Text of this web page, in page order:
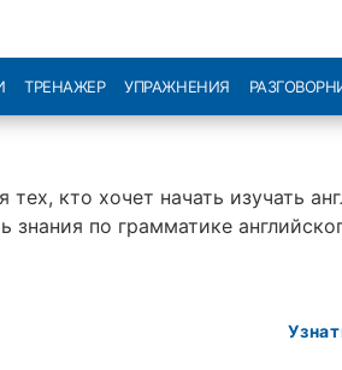
ТРЕНАЖЕР УПРАЖНЕНИЯ
кто хочет начать изучать
знания по грамматике